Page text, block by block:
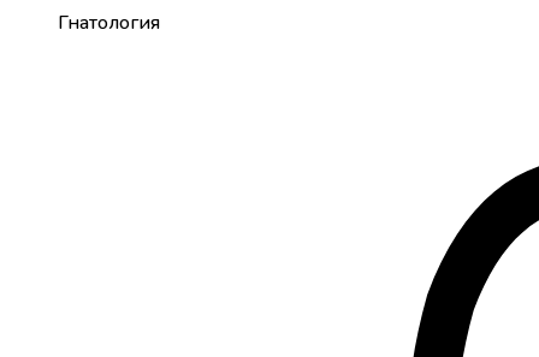
Гнатология